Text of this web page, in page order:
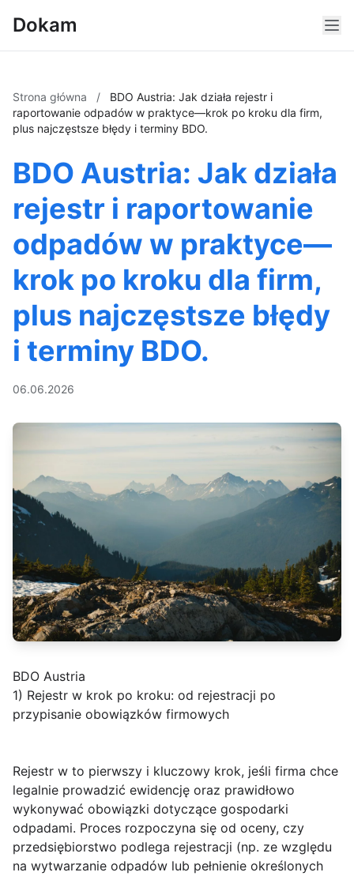
Dokam
Strona główna /
BDO Austria: Jak działa rejestr i
raportowanie odpadów w praktyce—krok po kroku dla firm,
plus najczęstsze błędy i terminy BDO.
BDO Austria: Jak działa
rejestr i raportowanie
odpadów w praktyce—
krok po kroku dla firm,
plus najczęstsze błędy
i terminy BDO.
06.06.2026
BDO Austria
1) Rejestr w krok po kroku: od rejestracji po
przypisanie obowiązków firmowych
Rejestr w to pierwszy i kluczowy krok, jeśli firma chce
legalnie prowadzić ewidencję oraz prawidłowo
wykonywać obowiązki dotyczące gospodarki
odpadami. Proces rozpoczyna się od oceny, czy
przedsiębiorstwo podlega rejestracji (np. ze względu
na wytwarzanie odpadów lub pełnienie określonych